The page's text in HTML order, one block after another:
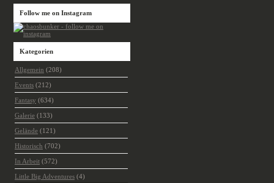
Follow me on Instagram
Kategorien
Allgemein (208)
Events (212)
Fantasy (634)
Galerie (133)
Gelände (121)
Historisch (702)
In Arbeit (572)
Little Big Adventures (4)